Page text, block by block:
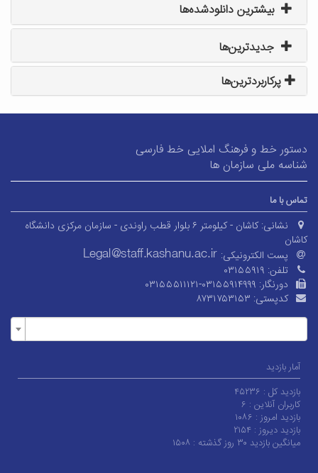
بیشترین دانلودشده‌ها
جدیدترین‌ها
پرکاربردترین‌ها
دستور خط و فرهنگ املایی خط فارسی
شناسه ملی سازمان ها
تماس با ما
نشانی:
کاشان - کیلومتر ۶ بلوار قطب راوندی - سازمان مرکزی دانشگاه
کاشان
پست الکترونیکی:
تلفن: ۰۳۱۵۵۹۱۹
دورنگار: ۰۳۱۵۵۵۱۱۱۲۱-۰۳۱۵۵۹۱۴۹۹۹
کدپستی: ۸۷۳۱۷۵۳۱۵۳
آمار بازدید
بازدید کل : ۴۵۲۳۶
کاربران آنلاین : ۶
بازدید امروز : ۱۰۸۶
بازدید دیروز : ۲۱۵۴
میانگین بازدید ۳۰ روز گذشته :
۱۵۰۸